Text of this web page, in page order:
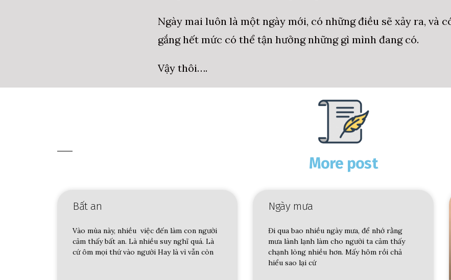
Ngày mai luôn là một ngày mới, có những điều sẽ xảy ra, và
gắng hết mức có thể tận hưởng những gì mình đang có.
Vậy thôi….
More post
Bất an
Vào mùa này, nhiều việc đến làm con người
cảm thấy bất an. Là nhiều suy nghĩ quá. Là
cứ ôm mọi thứ vào người Hay là vì vẫn còn
Ngày mưa
Đi qua bao nhiều ngày mưa, để nhớ rằng
mưa lành lạnh làm cho người ta cảm thấy
chạnh lòng nhiều hơn. Mấy hôm rồi chả
hiểu sao lại cứ